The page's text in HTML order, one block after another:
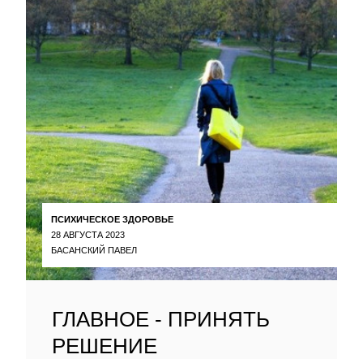
ПСИХИЧЕСКОЕ ЗДОРОВЬЕ
28 АВГУСТА 2023
БАСАНСКИЙ ПАВЕЛ
ГЛАВНОЕ - ПРИНЯТЬ
РЕШЕНИЕ